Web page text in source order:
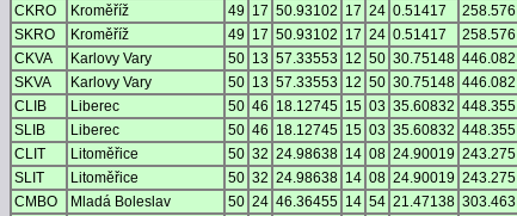
CKRO
Kroměříž 49 17 50.93102 17 24 0.51417 258.576
SKRO
Kroměříž 49 17 50.93102 17 24 0.51417 258.576
CKVA
Karlovy Vary 50 13 57.33553 12 50 30.75148 446.082
SKVA
Karlovy Vary 50 13 57.33553 12 50 30.75148 446.082
CLIB
Liberec 50 46 18.12745 15 03 35.60832 448.355
SLIB
Liberec 50 46 18.12745 15 03 35.60832 448.355
CLIT
Litoměřice 50 32 24.98638 14 08 24.90019 243.275
SLIT
Litoměřice 50 32 24.98638 14 08 24.90019 243.275
CMBO
Mladá Boleslav 50 24 46.36455 14 54 21.47138 303.463